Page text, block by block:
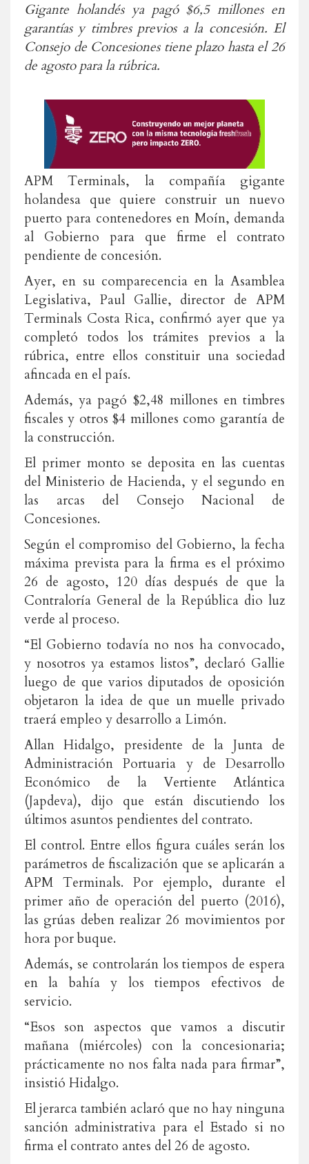
Gigante holandés ya pagó $6,5 millones en
garantías y timbres previos a la concesión. El
Consejo de Concesiones tiene plazo hasta el 26
de agosto para la rúbrica.
APM Terminals, la compañía gigante
holandesa que quiere construir un nuevo
puerto para contenedores en Moín, demanda
al Gobierno para que firme el contrato
pendiente de concesión.
Ayer, en su comparecencia en la Asamblea
Legislativa, Paul Gallie, director de APM
Terminals Costa Rica, confirmó ayer que ya
completó todos los trámites previos a la
rúbrica, entre ellos constituir una sociedad
afincada en el país.
Además, ya pagó $2,48 millones en timbres
fiscales y otros $4 millones como garantía de
la construcción.
El primer monto se deposita en las cuentas
del Ministerio de Hacienda, y el segundo en
las arcas del Consejo Nacional de
Concesiones.
Según el compromiso del Gobierno, la fecha
máxima prevista para la firma es el próximo
26 de agosto, 120 días después de que la
Contraloría General de la República dio luz
verde al proceso.
“El Gobierno todavía no nos ha convocado,
y nosotros ya estamos listos”, declaró Gallie
luego de que varios diputados de oposición
objetaron la idea de que un muelle privado
traerá empleo y desarrollo a Limón.
Allan Hidalgo, presidente de la Junta de
Administración Portuaria y de Desarrollo
Económico de la Vertiente Atlántica
(Japdeva), dijo que están discutiendo los
últimos asuntos pendientes del contrato.
El control. Entre ellos figura cuáles serán los
parámetros de fiscalización que se aplicarán a
APM Terminals. Por ejemplo, durante el
primer año de operación del puerto (2016),
las grúas deben realizar 26 movimientos por
hora por buque.
Además, se controlarán los tiempos de espera
en la bahía y los tiempos efectivos de
servicio.
“Esos son aspectos que vamos a discutir
mañana (miércoles) con la concesionaria;
prácticamente no nos falta nada para firmar”,
insistió Hidalgo.
El jerarca también aclaró que no hay ninguna
sanción administrativa para el Estado si no
firma el contrato antes del 26 de agosto.